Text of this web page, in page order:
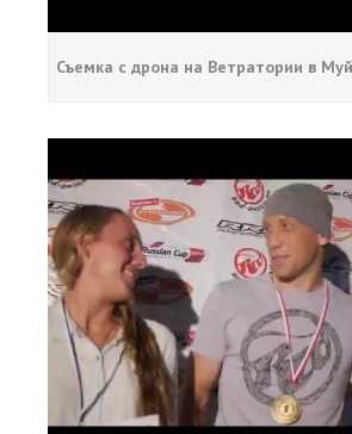
Съемка с дрона на Ветратории в